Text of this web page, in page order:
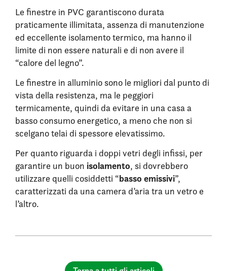
Le finestre in PVC garantiscono durata
praticamente illimitata, assenza di manutenzione
ed eccellente isolamento termico, ma hanno il
limite di non essere naturali e di non avere il
“calore del legno”.
Le finestre in alluminio sono le migliori dal punto di
vista della resistenza, ma le peggiori
termicamente, quindi da evitare in una casa a
basso consumo energetico, a meno che non si
scelgano telai di spessore elevatissimo.
Per quanto riguarda i doppi vetri degli infissi, per
garantire un buon isolamento, si dovrebbero
utilizzare quelli cosiddetti “basso emissivi”,
caratterizzati da una camera d’aria tra un vetro e
l’altro.